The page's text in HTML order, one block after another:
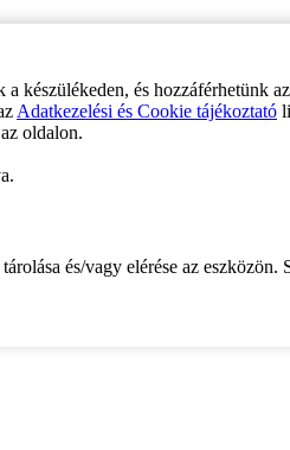
és hozzáférhetünk
Adatkezelési és Cookie tájékoztató
oldalon.
és/vagy elérése az eszközön.